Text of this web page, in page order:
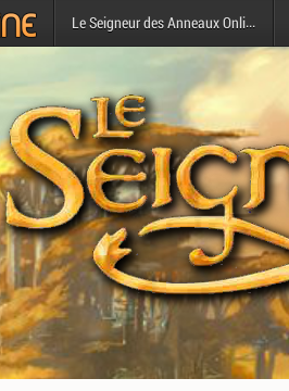
Le Seigneur des Anneaux Online